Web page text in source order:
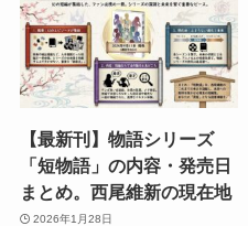
【最新刊】物語シリーズ
「短物語」の内容・発売日
まとめ。西尾維新の現在地
2026年1月28日